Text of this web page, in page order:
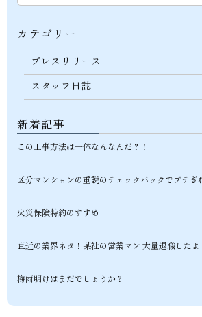
カテゴリー
プレスリリース
スタッフ日誌
新着記事
この工事方法は一体なんなんだ？！
区分マンションの重説のチェックバックでブチぎ
火災保険特約のすすめ
直近の業界ネタ！某社の営業マン 大量退職したよ
梅雨明けはまだでしょうか？